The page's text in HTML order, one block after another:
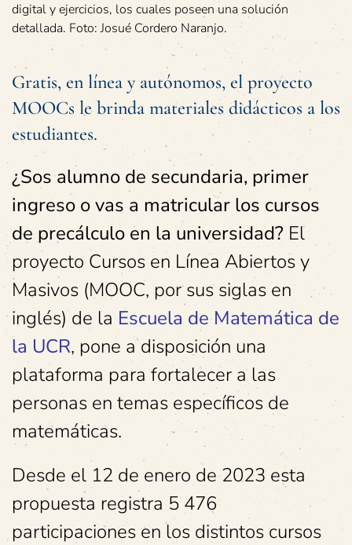
digital y ejercicios, los cuales poseen una solución
detallada. Foto: Josué Cordero Naranjo.
Gratis, en línea y autónomos, el proyecto
MOOCs le brinda materiales didácticos a los
estudiantes.
¿Sos alumno de secundaria, primer
ingreso o vas a matricular los cursos
de precálculo en la universidad? El
proyecto Cursos en Línea Abiertos y
Masivos (MOOC, por sus siglas en
inglés) de la Escuela de Matemática de
la UCR, pone a disposición una
plataforma para fortalecer a las
personas en temas específicos de
matemáticas.
Desde el 12 de enero de 2023 esta
propuesta registra 5 476
participaciones en los distintos cursos